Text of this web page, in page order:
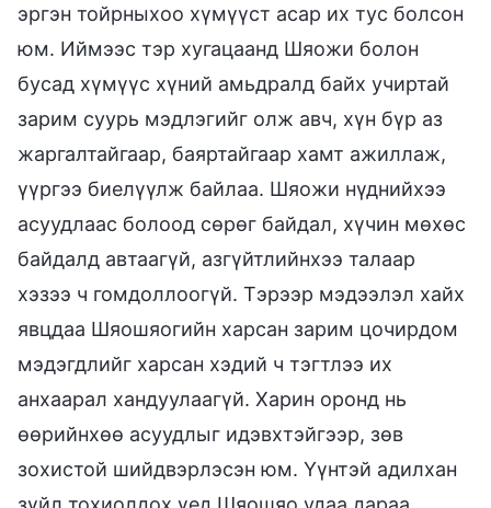
эргэн тойрныхоо хүмүүст асар их тус болсон
юм. Иймээс тэр хугацаанд Шяожи болон
бусад хүмүүс хүний амьдралд байх учиртай
зарим суурь мэдлэгийг олж авч, хүн бүр аз
жаргалтайгаар, баяртайгаар хамт ажиллаж,
үүргээ биелүүлж байлаа. Шяожи нүднийхээ
асуудлаас болоод сөрөг байдал, хүчин мөхөс
байдалд автаагүй, азгүйтлийнхээ талаар
хэзээ ч гомдоллоогүй. Тэрээр мэдээлэл хайх
явцдаа Шяошяогийн харсан зарим цочирдом
мэдэгдлийг харсан хэдий ч тэгтлээ их
анхаарал хандуулаагүй. Харин оронд нь
өөрийнхөө асуудлыг идэвхтэйгээр, зөв
зохистой шийдвэрлэсэн юм. Үүнтэй адилхан